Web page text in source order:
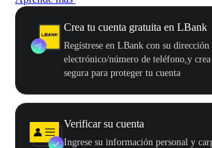
Crea tu cuenta gratuita en LBank
Regístrese en LBank con su dirección
electrónico/número de teléfono,y crea
segura para proteger tu cuenta
Verificar su cuenta
Ingrese su información personal y